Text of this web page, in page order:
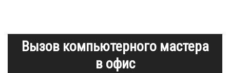
Вызов компьютерного мастера
в офис